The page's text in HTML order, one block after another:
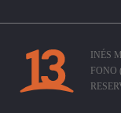
INÉS
FONO